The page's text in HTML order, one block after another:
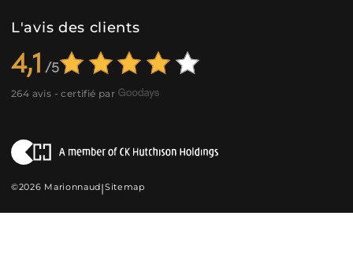
L'avis des clients
4,1
264 avis - certifié par
©2026 Marionnaud|Sitemap